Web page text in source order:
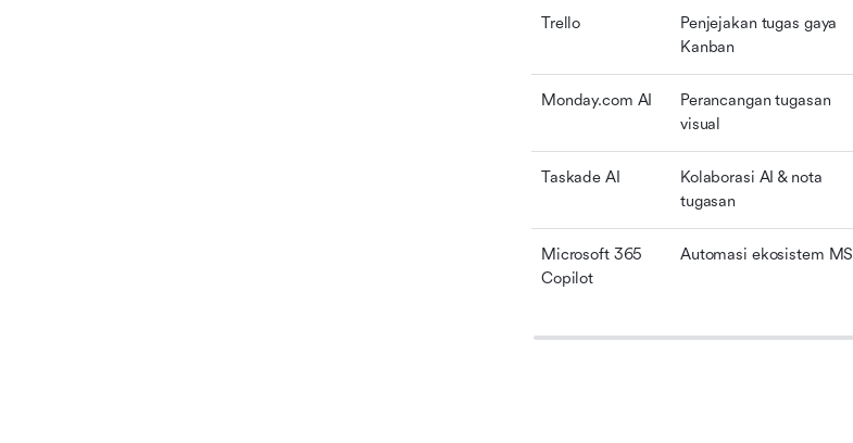
Trello
Penjejakan tugas gaya
Kanban
Monday.com AI
Perancangan tugasan
visual
Taskade AI
Kolaborasi AI & nota
tugasan
Microsoft 365
Copilot
Automasi ekosistem MS